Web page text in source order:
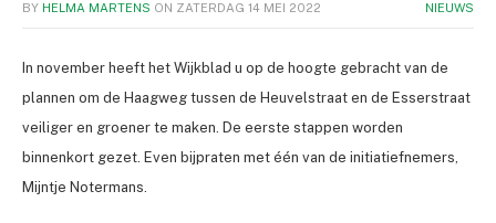
BY HELMA MARTENS ON ZATERDAG 14 MEI 2022 NIEUWS
In november heeft het Wijkblad u op de hoogte gebracht van de
plannen om de Haagweg tussen de Heuvelstraat en de Esserstraat
veiliger en groener te maken. De eerste stappen worden
binnenkort gezet. Even bijpraten met één van de initiatiefnemers,
Mijntje Notermans.